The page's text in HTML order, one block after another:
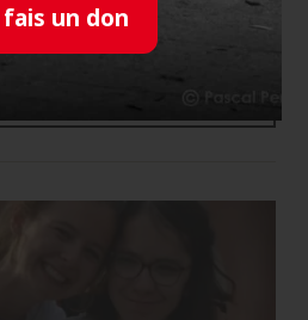
: l’Ordre de
mobilisé
fais un don